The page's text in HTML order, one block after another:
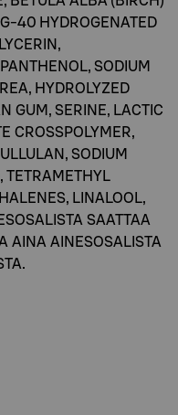
40 HYDROGENATED
SODIUM
HYDROLYZED
GUM, SERINE, LACTIC
CROSSPOLYMER,
SODIUM
TETRAMETHYL
LINALOOL,
SAATTAA
AINA AINESOSALISTA